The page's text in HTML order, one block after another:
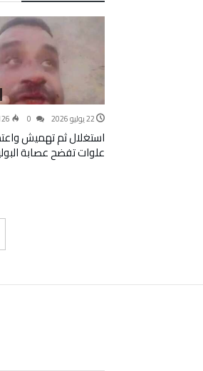
22 يوليو 2026
استغلال ثم تهميش
علوات تفضح عصابة